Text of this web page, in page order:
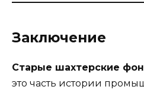
Заключение
Старые шахтерские
это часть истории